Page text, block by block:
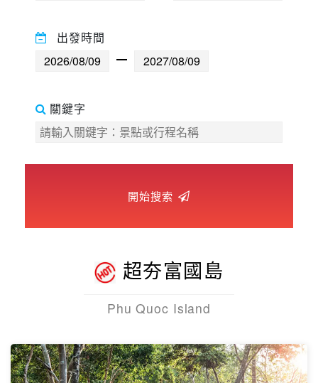
世界臻旅
歐洲之旅
出發時間
關鍵字
開始搜索
超夯富國島
Phu Quoc Island